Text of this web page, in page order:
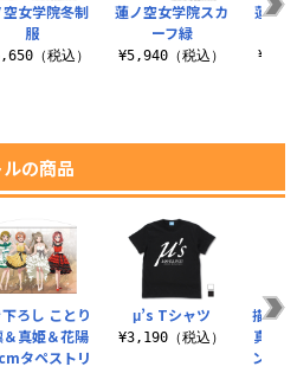
空女学院冬制
服
（税込）
蓮ノ空女学院スカ
ーフ緑
¥5,940（税込）
蓮ノ
の商品
ろし ことり
＆真姫＆花陽
タペストリ
μ’s Tシャツ
¥3,190（税込）
描き
真姫
ンド